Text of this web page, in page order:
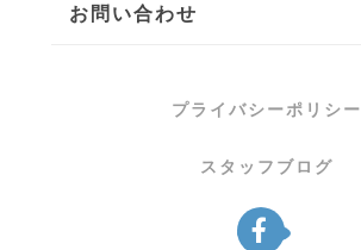
お問い合わせ
プライバシーポリシー
スタッフブログ